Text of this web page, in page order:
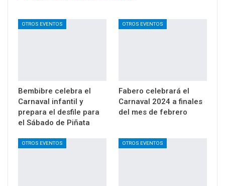
OTROS EVENTOS
Bembibre celebra el
Carnaval infantil y
prepara el desfile para
el Sábado de Piñata
OTROS EVENTOS
Fabero celebrará el
Carnaval 2024 a finales
del mes de febrero
OTROS EVENTOS OTROS EVENTOS